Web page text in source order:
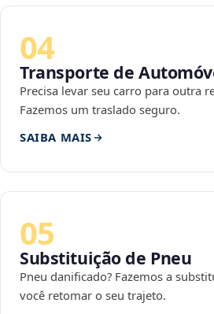
04
Transporte de
Precisa levar seu carro para outra
Fazemos um traslado seguro.
SAIBA MAIS
05
Substituição de Pneu
Pneu danificado? Fazemos a
você retomar o seu trajeto.